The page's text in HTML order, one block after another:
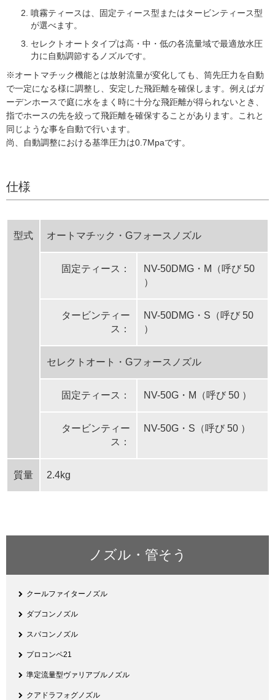
噴霧ティースは、固定ティース型またはタービンティース型
が選べます。
セレクトオートタイプは高・中・低の各流量域で最適放水圧
力に自動調節するノズルです。
※オートマチック機能とは放射流量が変化しても、筒先圧力を自動
で一定になる様に調整し、安定した飛距離を確保します。例えばガ
ーデンホースで庭に水をまく時に十分な飛距離が得られないとき、
指でホースの先を絞って飛距離を確保することがあります。これと
同じような事を自動で行います。
尚、自動調整における基準圧力は0.7Mpaです。
仕様
型式 オートマチック・Gフォースノズル
固定ティース：
NV-50DMG・M（呼び 50
）
タービンティー
ス：
NV-50DMG・S（呼び 50
）
セレクトオート・Gフォースノズル
固定ティース： NV-50G・M（呼び 50 ）
タービンティー
ス：
NV-50G・S（呼び 50 ）
質量 2.4kg
ノズル・管そう
クールファイターノズル
ダブコンノズル
スパコンノズル
プロコンペ21
準定流量型ヴァリアブルノズル
クアドラフォグノズル